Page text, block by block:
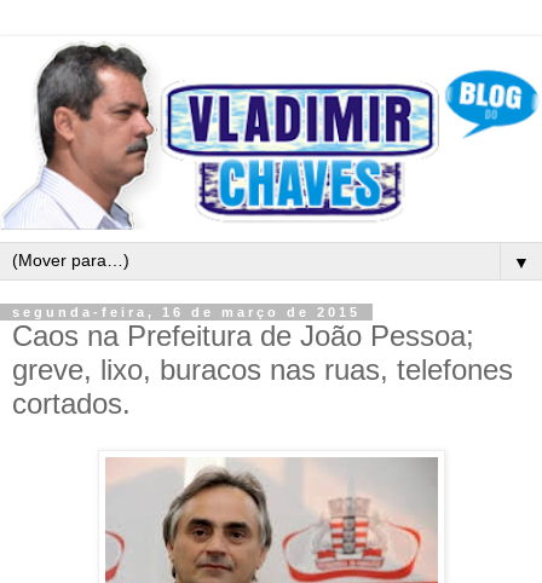
▼
segunda-feira, 16 de março de 2015
Caos na Prefeitura de João Pessoa;
greve, lixo, buracos nas ruas, telefones
cortados.